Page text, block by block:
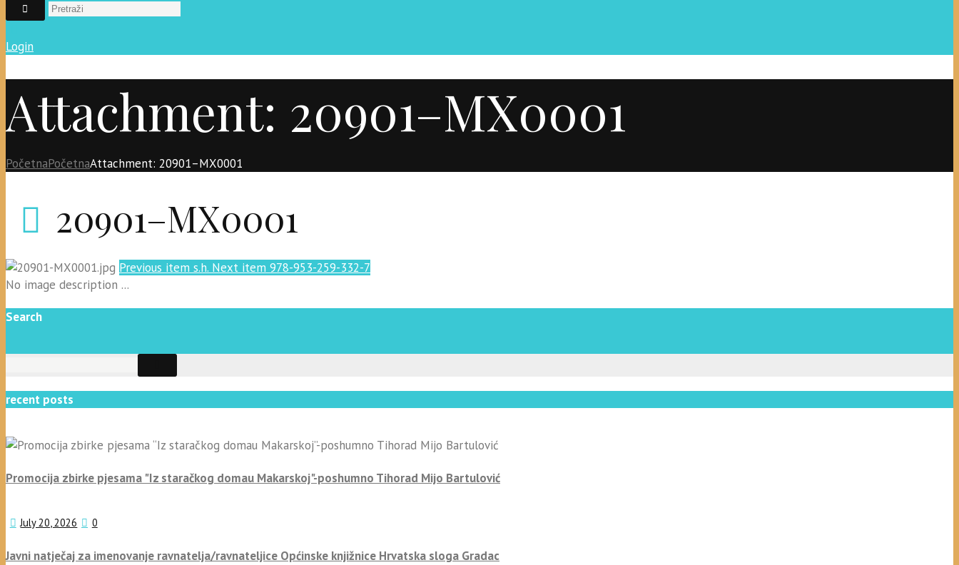
Login
Attachment: 20901–MX0001
PočetnaPočetnaAttachment: 20901–MX0001
20901–MX0001
Previous item s.h. Next item 978-953-259-332-7
No image description ...
Search
recent posts
Promocija zbirke pjesama "Iz staračkog domau Makarskoj"-poshumno Tihorad Mijo Bartulović
July 20, 2026 0
Javni natječaj za imenovanje ravnatelja/ravnateljice Općinske knjižnice Hrvatska sloga Gradac